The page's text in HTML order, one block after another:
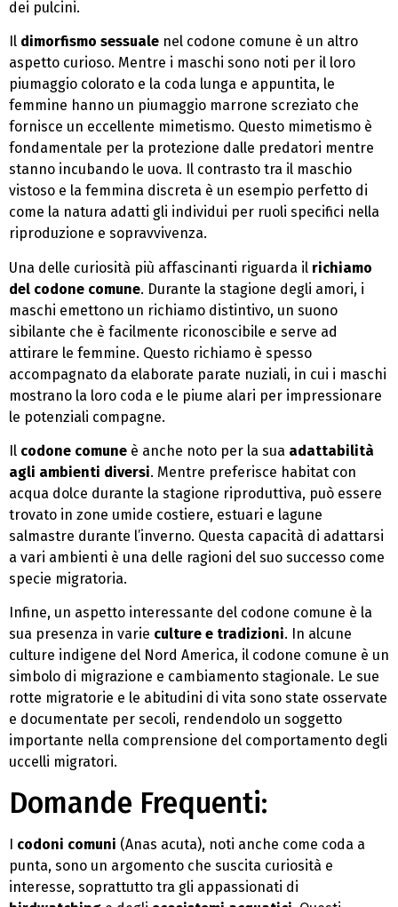
dei pulcini.
Il dimorfismo sessuale nel codone comune è un altro
aspetto curioso. Mentre i maschi sono noti per il loro
piumaggio colorato e la coda lunga e appuntita, le
femmine hanno un piumaggio marrone screziato che
fornisce un eccellente mimetismo. Questo mimetismo è
fondamentale per la protezione dalle predatori mentre
stanno incubando le uova. Il contrasto tra il maschio
vistoso e la femmina discreta è un esempio perfetto di
come la natura adatti gli individui per ruoli specifici nella
riproduzione e sopravvivenza.
Una delle curiosità più affascinanti riguarda il richiamo
del codone comune. Durante la stagione degli amori, i
maschi emettono un richiamo distintivo, un suono
sibilante che è facilmente riconoscibile e serve ad
attirare le femmine. Questo richiamo è spesso
accompagnato da elaborate parate nuziali, in cui i maschi
mostrano la loro coda e le piume alari per impressionare
le potenziali compagne.
Il codone comune è anche noto per la sua adattabilità
agli ambienti diversi. Mentre preferisce habitat con
acqua dolce durante la stagione riproduttiva, può essere
trovato in zone umide costiere, estuari e lagune
salmastre durante l’inverno. Questa capacità di adattarsi
a vari ambienti è una delle ragioni del suo successo come
specie migratoria.
Infine, un aspetto interessante del codone comune è la
sua presenza in varie culture e tradizioni. In alcune
culture indigene del Nord America, il codone comune è un
simbolo di migrazione e cambiamento stagionale. Le sue
rotte migratorie e le abitudini di vita sono state osservate
e documentate per secoli, rendendolo un soggetto
importante nella comprensione del comportamento degli
uccelli migratori.
Domande Frequenti:
I codoni comuni (Anas acuta), noti anche come coda a
punta, sono un argomento che suscita curiosità e
interesse, soprattutto tra gli appassionati di